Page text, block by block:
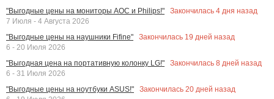
"Выгодные цены на мониторы AOC и Philips!"
Закончилась 4 дня назад
7 Июля - 4 Августа 2026
"Выгодные цены на наушники Fifine"
Закончилась 19 дней назад
6 - 20 Июля 2026
"Выгодная цена на портативную колонку LG!"
Закончилась 8 дней назад
6 - 31 Июля 2026
"Выгодные цены на ноутбуки ASUS!"
Закончилась 20 дней назад